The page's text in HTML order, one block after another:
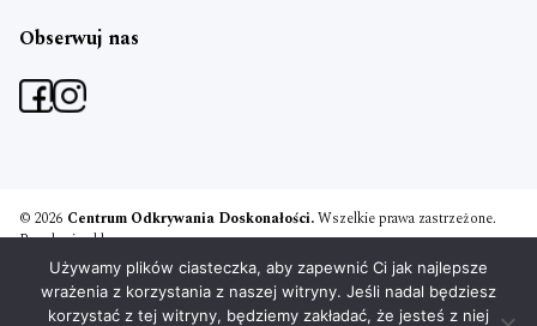
Obserwuj nas
© 2026 Centrum Odkrywania Doskonałości.Wszelkie prawa zastrzeżone.
Regulamin sklepu
Polityka prywatności
Umowa szkoleniowa
Projekt i realizacja:PM Boxing Studio
Używamy plików ciasteczka, aby zapewnić Ci jak najlepsze
wrażenia z korzystania z naszej witryny. Jeśli nadal będziesz
korzystać z tej witryny, będziemy zakładać, że jesteś z niej